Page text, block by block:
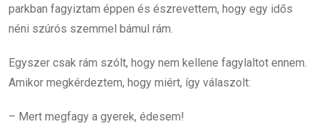
parkban fagyiztam éppen és észrevettem, hogy egy idős
néni szúrós szemmel bámul rám.
Egyszer csak rám szólt, hogy nem kellene fagylaltot ennem.
Amikor megkérdeztem, hogy miért, így válaszolt:
– Mert megfagy a gyerek, édesem!